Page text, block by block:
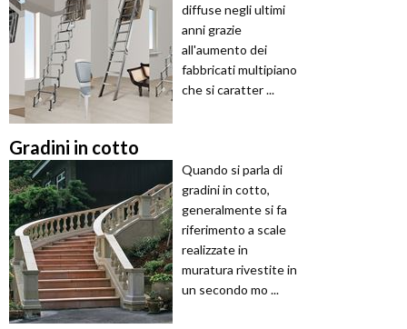
diffuse negli ultimi
anni grazie
all'aumento dei
fabbricati multipiano
che si caratter ...
Gradini in cotto
Quando si parla di
gradini in cotto,
generalmente si fa
riferimento a scale
realizzate in
muratura rivestite in
un secondo mo ...